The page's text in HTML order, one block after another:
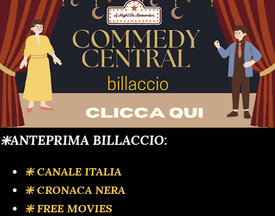
❇️ANTEPRIMA BILLACCIO:
❇️ CANALE ITALIA
❇️ CRONACA NERA
❇️ FREE MOVIES